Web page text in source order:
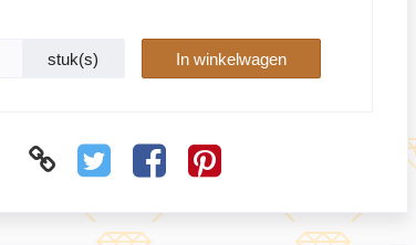
stuk(s) In winkelwagen